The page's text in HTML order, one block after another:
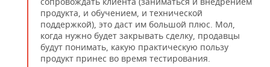
продукта, и обучением, и технической
поддержкой), это даст им большой плюс. Мол,
когда нужно будет закрывать сделку, продавцы
будут понимать, какую практическую пользу
продукт принес во время тестирования.